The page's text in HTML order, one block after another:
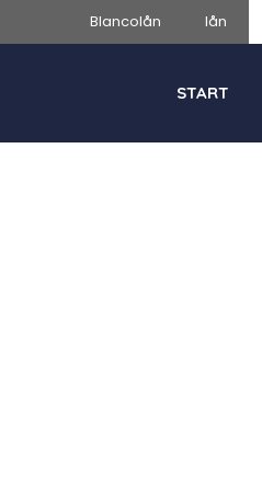
Blancolån lån
START